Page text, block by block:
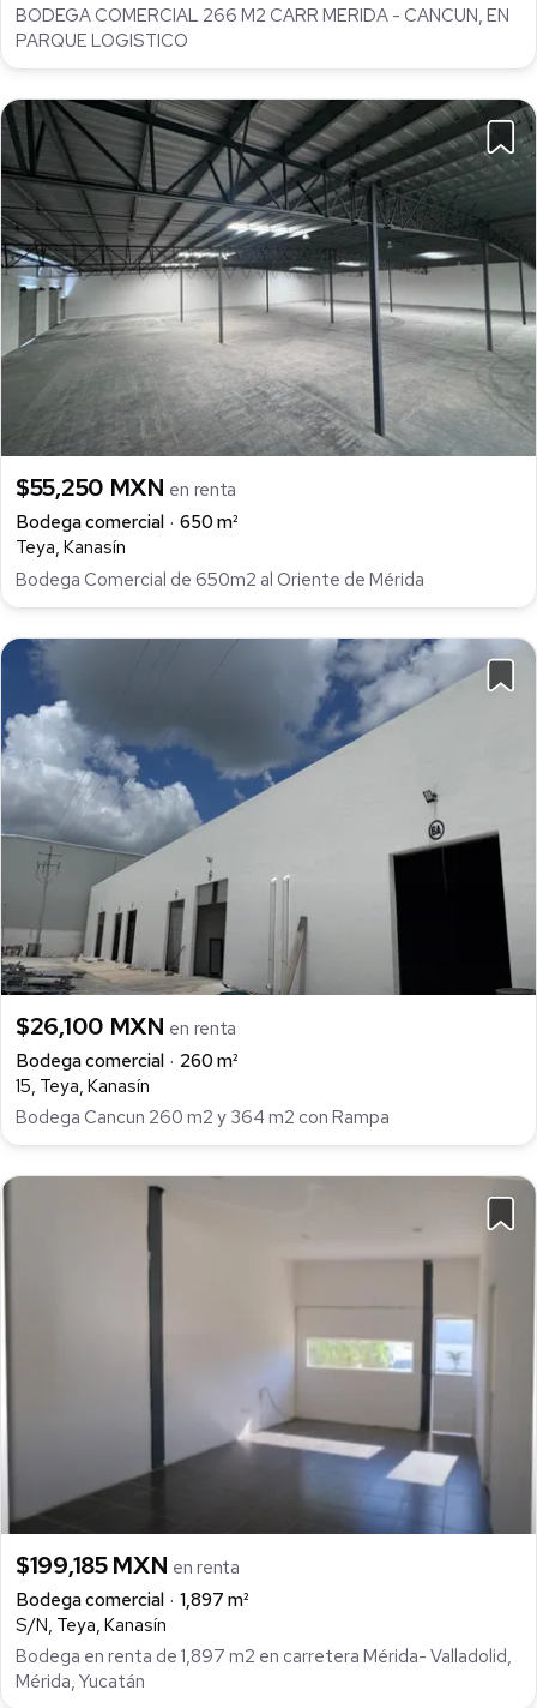
BODEGA COMERCIAL 266 M2 CARR MERIDA - CANCUN, EN
PARQUE LOGISTICO
$55,250 MXN en renta
Bodega comercial
650 m²
Teya, Kanasín
Bodega Comercial de 650m2 al Oriente de Mérida
$26,100 MXN en renta
Bodega comercial
260 m²
15, Teya, Kanasín
Bodega Cancun 260 m2 y 364 m2 con Rampa
$199,185 MXN en renta
Bodega comercial
1,897 m²
S/N, Teya, Kanasín
Bodega en renta de 1,897 m2 en carretera Mérida- Valladolid,
Mérida, Yucatán